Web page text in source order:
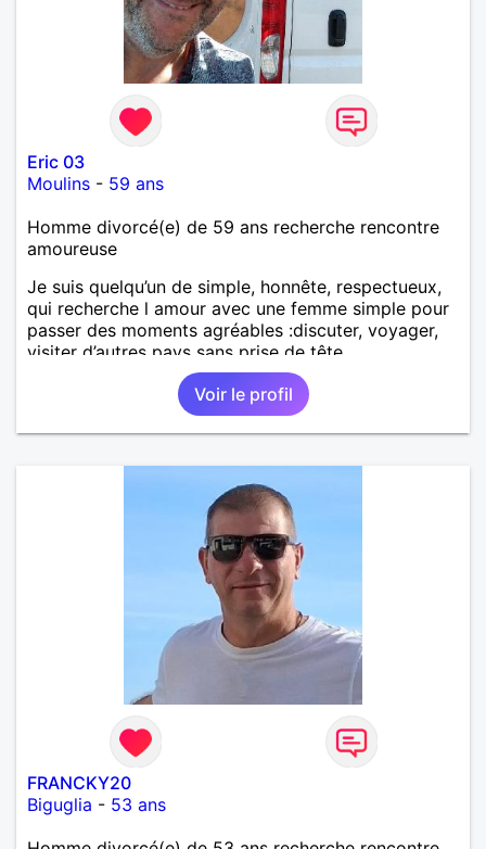
Eric 03
Moulins - 59 ans
Homme divorcé(e) de 59 ans recherche rencontre
amoureuse
Je suis quelqu’un de simple, honnête, respectueux,
qui recherche l amour avec une femme simple pour
passer des moments agréables :discuter, voyager,
visiter d’autres pays sans prise de tête.
Voir le profil
FRANCKY20
Biguglia - 53 ans